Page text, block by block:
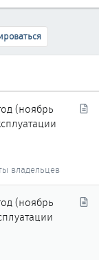
(ноябрь
владельцев
(ноябрь